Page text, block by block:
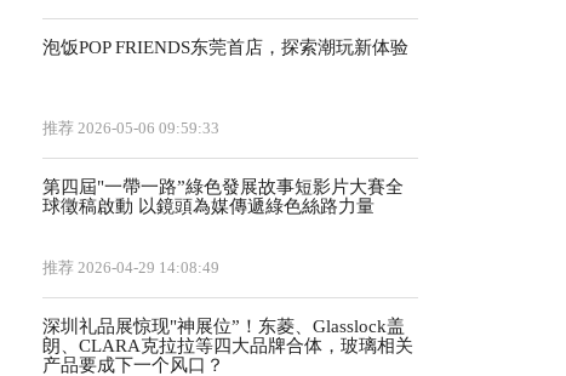
泡饭POP FRIENDS东莞首店，探索潮玩新体验
推荐 2026-05-06 09:59:33
第四屆"一帶一路”綠色發展故事短影片大賽全
球徵稿啟動 以鏡頭為媒傳遞綠色絲路力量
推荐 2026-04-29 14:08:49
深圳礼品展惊现"神展位”！东菱、Glasslock盖
朗、CLARA克拉拉等四大品牌合体，玻璃相关
产品要成下一个风口？